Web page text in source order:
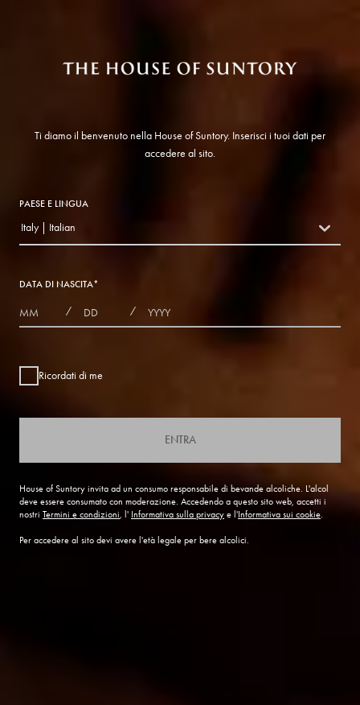
Ti diamo il benvenuto nella House of Suntory. Inserisci i tuoi dati per
accedere al sito.
PAESE E LINGUA
countryDropdown
Italy | Italian
DATA DI NASCITA*
MONTHS
/ DAYS / YEAR
Ricordati di me
ENTRA
House of Suntory invita ad un consumo responsabile di bevande alcoliche. L'alcol
deve essere consumato con moderazione. Accedendo a questo sito web, accetti i
nostri Termini e condizioni, l' Informativa sulla privacy e l'Informativa sui cookie.
Per accedere al sito devi avere l'età legale per bere alcolici.